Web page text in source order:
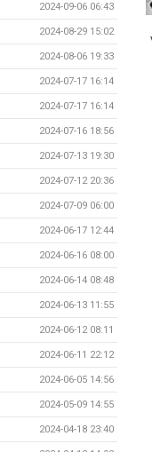
2024-09-06 06:43
2024-08-29 15:02
2024-08-06 19:33
2024-07-17 16:14
2024-07-17 16:14
2024-07-16 18:56
2024-07-13 19:30
2024-07-12 20:36
2024-07-09 06:00
2024-06-17 12:44
2024-06-16 08:00
2024-06-14 08:48
2024-06-13 11:55
2024-06-12 08:11
2024-06-11 22:12
2024-06-05 14:56
2024-05-09 14:55
2024-04-18 23:40